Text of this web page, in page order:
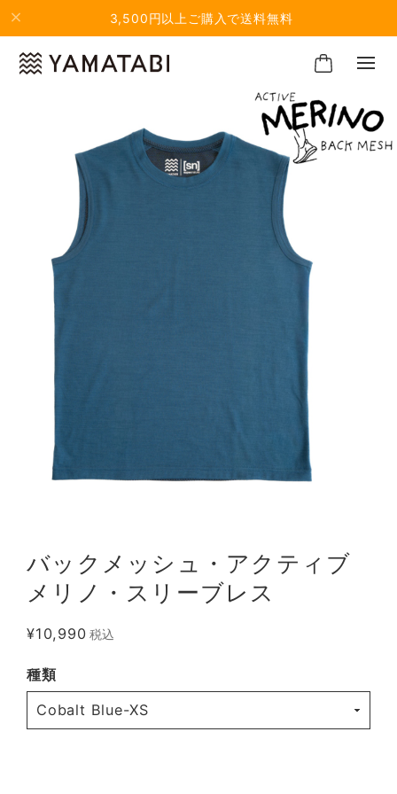
3,500円以上ご購入で送料無料
バックメッシュ・アクティブ
メリノ・スリーブレス
¥10,990 税込
種類